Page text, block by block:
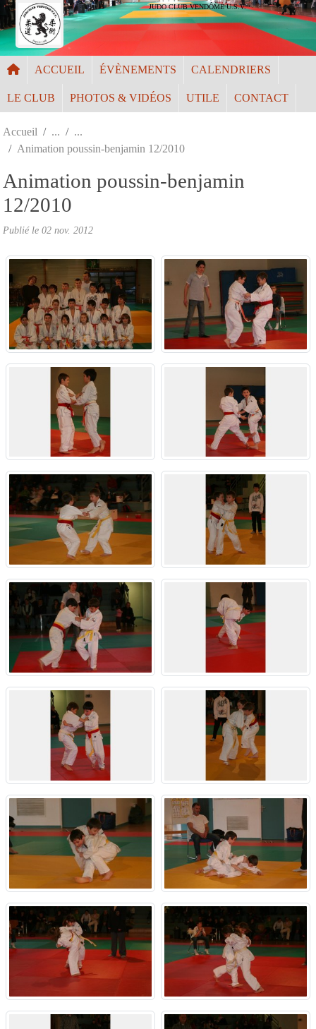
JUDO CLUB VENDÔME U.S.V.
ACCUEIL ÉVÈNEMENTS CALENDRIERS
LE CLUB PHOTOS & VIDÉOS UTILE CONTACT
Accueil
Animation poussin-benjamin 12/2010
Animation poussin-benjamin
12/2010
Publié le 02 nov. 2012
Panneau de gestion des cookies